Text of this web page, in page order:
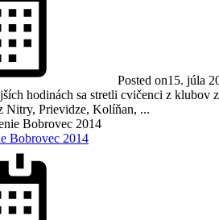
Posted on15. júla
hodinách sa stretli cvičenci z klubov
Nitry, Prievidze, Kolíňan, ...
Bobrovec 2014